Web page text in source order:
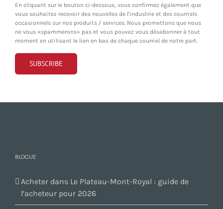
En cliquant sur le bouton ci-dessous, vous confirmez également que
vous souhaitez recevoir des nouvelles de l'industrie et des courriels
occasionnels sur nos produits / services. Nous promettons que nous
ne vous «spammerons» pas et vous pouvez vous désabonner à tout
moment en utilisant le lien en bas de chaque courriel de notre part.
BLOGUE
Acheter dans Le Plateau-Mont-Royal : guide de
l’acheteur pour 2026